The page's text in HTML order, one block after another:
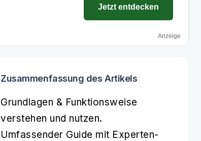
Jetzt entdecken
Anzeige
Zusammenfassung des Artikels
Grundlagen & Funktionsweise
verstehen und nutzen.
Umfassender Guide mit Experten-